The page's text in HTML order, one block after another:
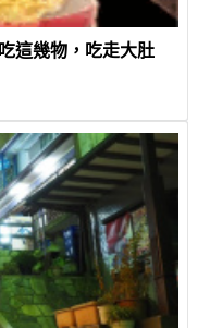
這幾物，吃走大肚